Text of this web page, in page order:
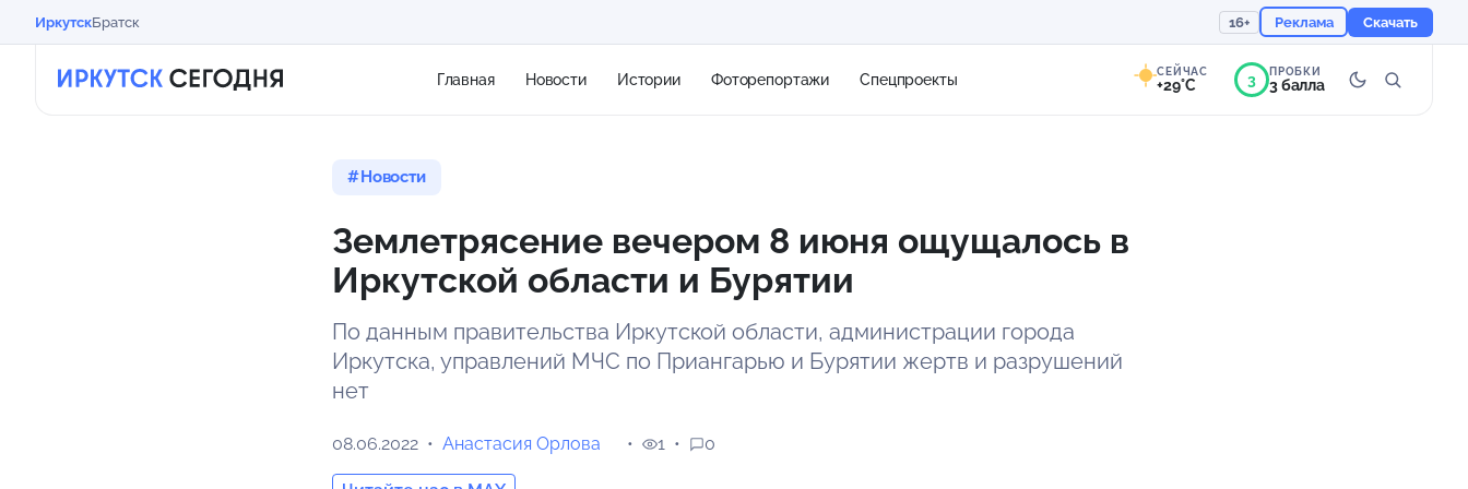
ИркутскБратск 16+ Реклама Скачать
Главная Новости Истории Фоторепортажи Спецпроекты СЕЙЧАС
+29°C 3 ПРОБКИ
3 балла
Новости
Землетрясение вечером 8 июня ощущалось в
Иркутской области и Бурятии
По данным правительства Иркутской области, администрации города
Иркутска, управлений МЧС по Приангарью и Бурятии жертв и разрушений
нет
08.06.2022 Анастасия Орлова 1 0